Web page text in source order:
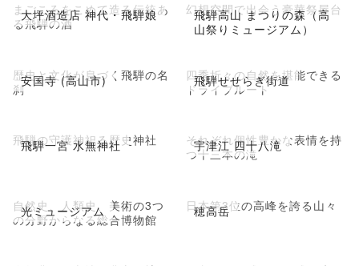
大坪酒造店 神代・飛騨娘
まごころをこめて造る伝統あ
る飛騨の酒
飛騨高山 まつりの森（高
山祭りミュージアム）
幻想空間で出会う豪華祭屋台
安国寺 (高山市)
歴史と文化が息づく飛騨の名
刹
飛騨せせらぎ街道
四季折々の自然を堪能できる
ドライブルート
飛騨一宮 水無神社
飛騨の守護神祀る歴史神社 宇津江 四十八滝
それぞれ個性豊かな表情を持
つ十三本の滝
光ミュージアム
自然史、人類史、美術の3つ
の分野からなる総合博物館
穂高岳
日本第3位の高峰を誇る山々